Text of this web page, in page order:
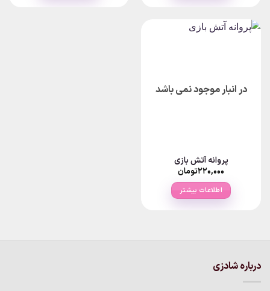
در انبار موجود نمی باشد
پروانه آتش بازی
۲۲۰,۰۰۰تومان
اطلاعات بیشتر
درباره شادزی